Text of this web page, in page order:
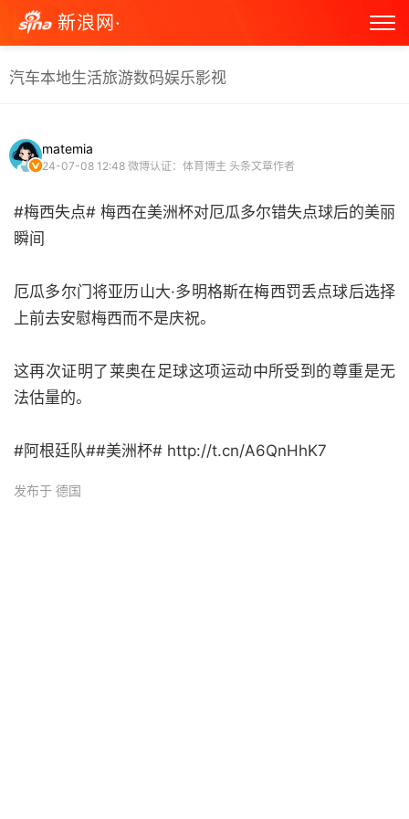
新浪网·
汽车本地生活旅游数码娱乐影视
matemia
24-07-08 12:48 微博认证：体育博主 头条文章作者
#梅西失点# 梅西在美洲杯对厄瓜多尔错失点球后的美丽
瞬间
厄瓜多尔门将亚历山大·多明格斯在梅西罚丢点球后选择
上前去安慰梅西而不是庆祝。
这再次证明了莱奥在足球这项运动中所受到的尊重是无
法估量的。
#阿根廷队##美洲杯# http://t.cn/A6QnHhK7 ​
发布于 德国